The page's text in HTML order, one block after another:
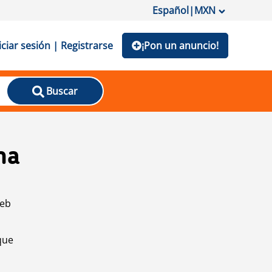
Español|MXN
sesión | Registrarse ¡Pon un anuncio!
Buscar